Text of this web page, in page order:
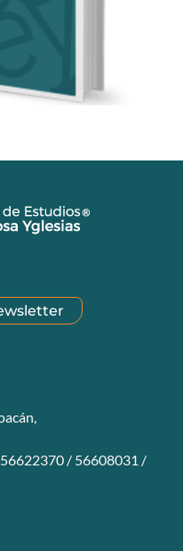
/ 56608031 /